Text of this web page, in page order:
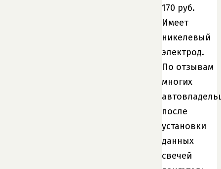
170 руб.
Имеет
никелевый
электрод.
По отзывам
многих
после
установки
данных
свечей